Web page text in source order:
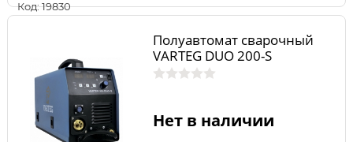
Код: 19830
Полуавтомат сварочный
VARTEG DUO 200-S
Нет в наличии